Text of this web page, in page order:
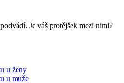
Je váš protějšek mezi nimi?
u ženy
u muže